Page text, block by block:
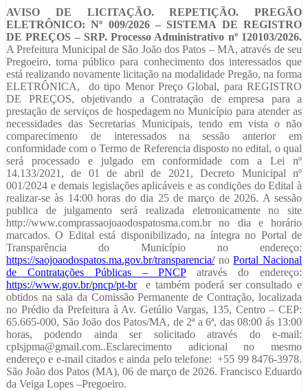
AVISO DE LICITAÇÃO. REPETIÇÃO. PREGÃO
ELETRÔNICO: Nº 009/2026 – SISTEMA DE REGISTRO
DE PREÇOS – SRP. Processo Administrativo nº 120103/2026.
A Prefeitura Municipal de São João dos Patos – MA, através de seu
Pregoeiro, torna público para conhecimento dos interessados que
está realizando novamente licitação na modalidade Pregão, na forma
ELETRÔNICA, do tipo Menor Preço Global, para REGISTRO
DE PREÇOS, objetivando a Contratação de empresa para a
prestação de serviços de hospedagem no Município para atender as
necessidades das Secretarias Municipais, tendo em vista o não
comparecimento de interessados na sessão anterior em
conformidade com o Termo de Referencia disposto no edital, o qual
será processado e julgado em conformidade com a Lei nº
14.133/2021, de 01 de abril de 2021, Decreto Municipal nº
001/2024 e demais legislações aplicáveis e as condições do Edital à
realizar-se às 14:00 horas do dia 25 de março de 2026. A sessão
publica de julgamento será realizada eletronicamente no site
http://www.comprassaojoaodospatosma.com.br no dia e horário
marcados. O Edital está disponibilizado, na íntegra no Portal de
Transparência do Município no endereço:
https://saojoaodospatos.ma.gov.br/transparencia/noPortal Nacional
de Contratações Públicas – PNCPatravés do endereço:
https://www.gov.br/pncp/pt-bre também poderá ser consultado e
obtidos na sala da Comissão Permanente de Contração, localizada
no Prédio da Prefeitura à Av. Getúlio Vargas, 135, Centro – CEP:
65.665-000, São João dos Patos/MA, de 2ª a 6ª, das 08:00 ás 13:00
horas, podendo ainda ser solicitado através do e-mail:
cplsjpma@gmail.com..Esclarecimento adicional no mesmo
endereço e e-mail citados e ainda pelo telefone: +55 99 8476-3978.
São João dos Patos (MA), 06 de março de 2026. Francisco Eduardo
da Veiga Lopes –Pregoeiro.